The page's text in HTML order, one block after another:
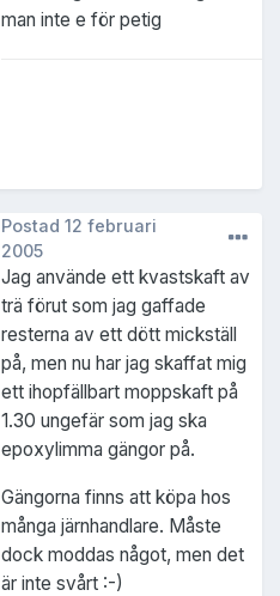
man inte e för petig
Postad 12 februari
2005
Jag använde ett kvastskaft av
trä förut som jag gaffade
resterna av ett dött mickställ
på, men nu har jag skaffat mig
ett ihopfällbart moppskaft på
1.30 ungefär som jag ska
epoxylimma gängor på.
Gängorna finns att köpa hos
många järnhandlare. Måste
dock moddas något, men det
är inte svårt :-)